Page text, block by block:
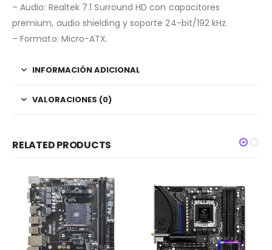
– Audio: Realtek 7.1 Surround HD con capacitores
premium, audio shielding y soporte 24-bit/192 kHz.
– Formato: Micro-ATX.
INFORMACIÓN ADICIONAL
VALORACIONES (0)
RELATED PRODUCTS